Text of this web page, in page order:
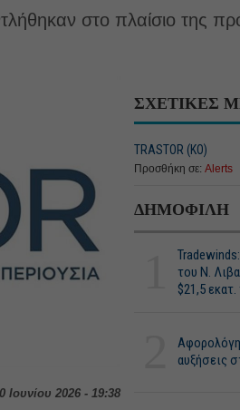
στο πλαίσιο της
Ιουνίου 2026 - 19:38
ΣΧΕΤΙΚΕΣ
TRASTOR (ΚΟ)
Προσθήκη σε: Alerts
ΔΗΜΟΦΙΛΗ
του Ν.
$21,5
αυξήσεις